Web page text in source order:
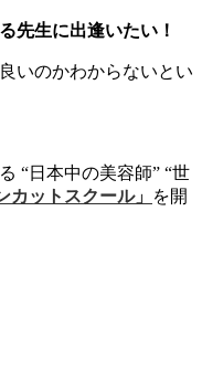
先生に出逢いたい！
いのかわからないとい
“日本中の美容師” “世
カットスクール」
を開